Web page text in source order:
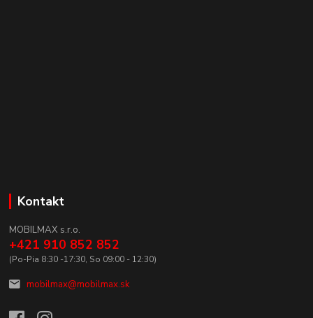
Kontakt
MOBILMAX s.r.o.
+421 910 852 852
(Po-Pia 8:30 -17:30, So 09:00 - 12:30)
mobilmax@mobilmax.sk